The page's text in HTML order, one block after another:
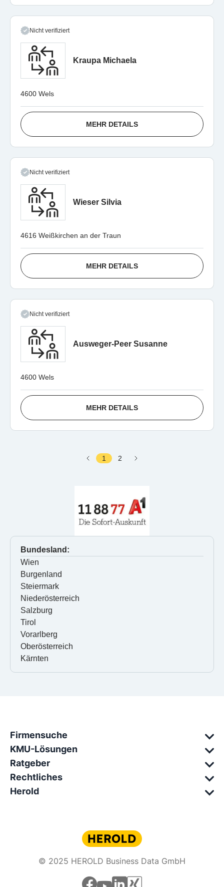
Nicht verifiziert
Kraupa Michaela
4600 Wels
MEHR DETAILS
Nicht verifiziert
Wieser Silvia
4616 Weißkirchen an der Traun
MEHR DETAILS
Nicht verifiziert
Ausweger-Peer Susanne
4600 Wels
MEHR DETAILS
1 2
Bundesland:
Wien
Burgenland
Steiermark
Niederösterreich
Salzburg
Tirol
Vorarlberg
Oberösterreich
Kärnten
Firmensuche
KMU-Lösungen
Ratgeber
Rechtliches
Herold
© 2025 HEROLD Business Data GmbH